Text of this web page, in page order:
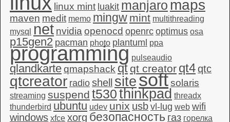
linux mint luakit manjaro maps
maven medit memo mingw mint multithreading
mysql
net nvidia openocd openrc optimus osa
p15gen2 pacman photo plantuml ppa
programming pulseaudio
qlandkarteqmapshack qt qt creator qt4qtc
qtcreator radio shell sitesoftsolaris
streaming suspend t530thinkpad threadx
thunderbird ubuntu udev unix usb vl-lug web wifi
windows xfce xorg безопасность газ горелка